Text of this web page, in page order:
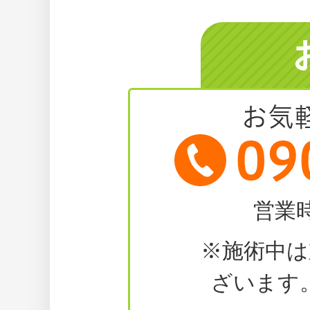
お気
営業
※施術中
ざいます